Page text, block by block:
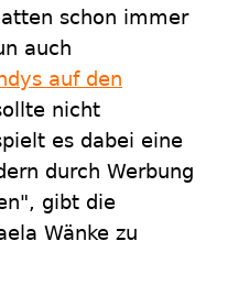
schon immer
auch
auf den
nicht
es dabei eine
durch Werbung
gibt die
Wänke zu